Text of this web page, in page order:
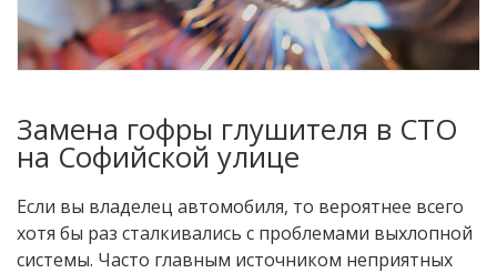
Замена гофры глушителя в СТО
на Софийской улице
Если вы владелец автомобиля, то вероятнее всего
хотя бы раз сталкивались с проблемами выхлопной
системы. Часто главным источником неприятных